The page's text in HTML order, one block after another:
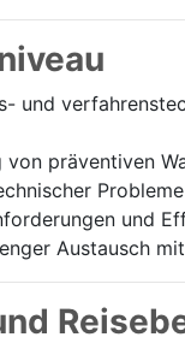
und
präventiven
und
Austausch